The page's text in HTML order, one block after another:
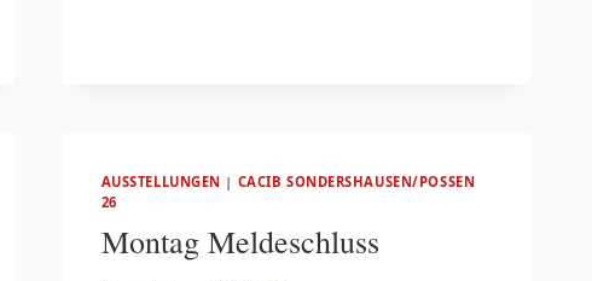
AUSSTELLUNGEN | CACIB SONDERSHAUSEN/POSSEN
26
Montag Meldeschluss